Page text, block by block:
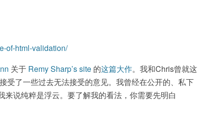
of-html-validation/
关于 Remy Sharp’s site 的这篇大作。我和Chris曾就这
受了一些过去无法接受的意见。我曾经在公开的、私下
说纯粹是浮云。要了解我的看法，你需要先明白